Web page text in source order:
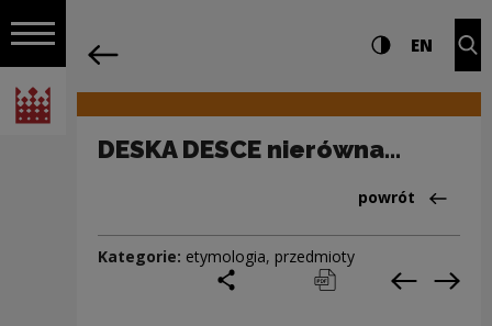
Włącz nawigację
Narodowe Centrum Kultury
Nawigacja Ustawienia i Wysoki
EN
DESKA DESCE nierówna...
Powrót
powrót
Kategorie: etymologia, przedmioty
podziel się
drukuj pobierz